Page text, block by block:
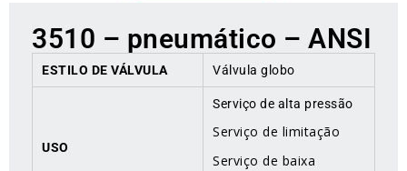
3510 – pneumático – ANSI
ESTILO DE VÁLVULA Válvula globo
USO
Serviço de alta pressão
Serviço de limitação
Serviço de baixa